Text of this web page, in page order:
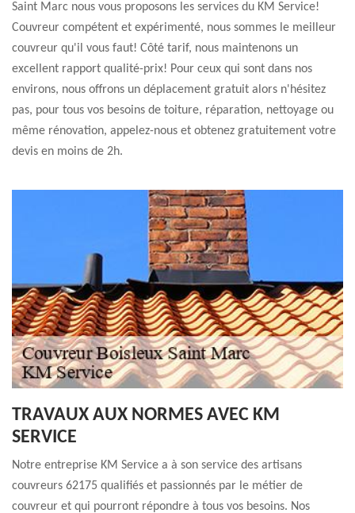
Saint Marc nous vous proposons les services du KM Service!
Couvreur compétent et expérimenté, nous sommes le meilleur
couvreur qu'il vous faut! Côté tarif, nous maintenons un
excellent rapport qualité-prix! Pour ceux qui sont dans nos
environs, nous offrons un déplacement gratuit alors n'hésitez
pas, pour tous vos besoins de toiture, réparation, nettoyage ou
même rénovation, appelez-nous et obtenez gratuitement votre
devis en moins de 2h.
TRAVAUX AUX NORMES AVEC KM
SERVICE
Notre entreprise KM Service a à son service des artisans
couvreurs 62175 qualifiés et passionnés par le métier de
couvreur et qui pourront répondre à tous vos besoins. Nos